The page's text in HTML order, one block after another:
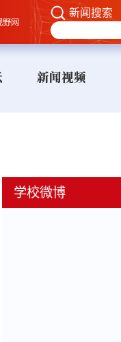
野网
新闻搜索
新闻视频
学校微博